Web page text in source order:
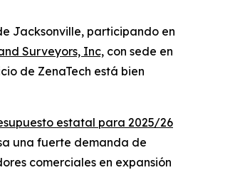
Jacksonville, participando en
Surveyors, Inc, con sede en
de ZenaTech está bien
estatal para 2025/26
una fuerte demanda de
comerciales en expansión